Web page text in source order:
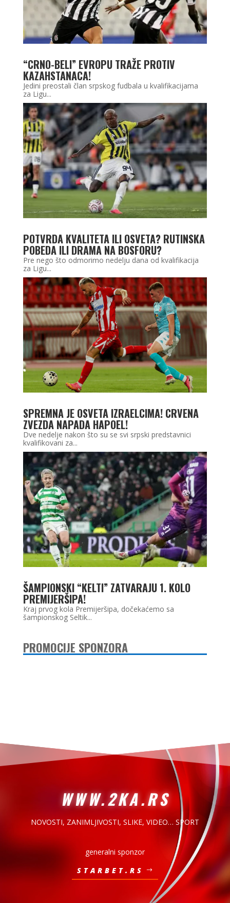
“CRNO-BELI” EVROPU TRAŽE PROTIV
KAZAHSTANACA!
Jedini preostali član srpskog fudbala u kvalifikacijama
za Ligu...
POTVRDA KVALITETA ILI OSVETA? RUTINSKA
POBEDA ILI DRAMA NA BOSFORU?
Pre nego što odmorimo nedelju dana od kvalifikacija
za Ligu...
SPREMNA JE OSVETA IZRAELCIMA! CRVENA
ZVEZDA NAPADA HAPOEL!
Dve nedelje nakon što su se svi srpski predstavnici
kvalifikovani za...
ŠAMPIONSKI “KELTI” ZATVARAJU 1. KOLO
PREMIJERŠIPA!
Kraj prvog kola Premijeršipa, dočekaćemo sa
šampionskog Seltik...
PROMOCIJE SPONZORA
WWW.2KA.RS
NOVOSTI, ZANIMLJIVOSTI, SLIKE, VIDEO… SPORT
generalni sponzor
STARBET.RS